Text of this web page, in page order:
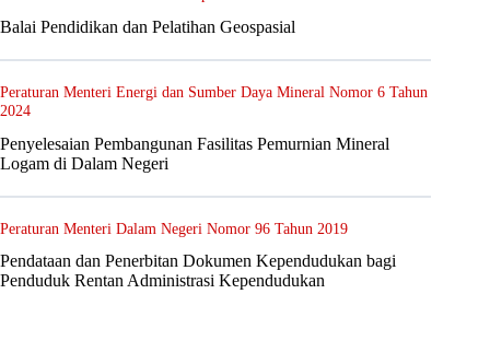
Balai Pendidikan dan Pelatihan Geospasial
Peraturan Menteri Energi dan Sumber Daya Mineral Nomor 6 Tahun
2024
Penyelesaian Pembangunan Fasilitas Pemurnian Mineral
Logam di Dalam Negeri
Peraturan Menteri Dalam Negeri Nomor 96 Tahun 2019
Pendataan dan Penerbitan Dokumen Kependudukan bagi
Penduduk Rentan Administrasi Kependudukan